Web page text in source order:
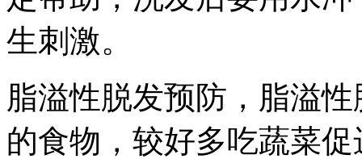
生刺激。
脂溢性脱发预防，脂溢
的食物，较好多吃蔬菜